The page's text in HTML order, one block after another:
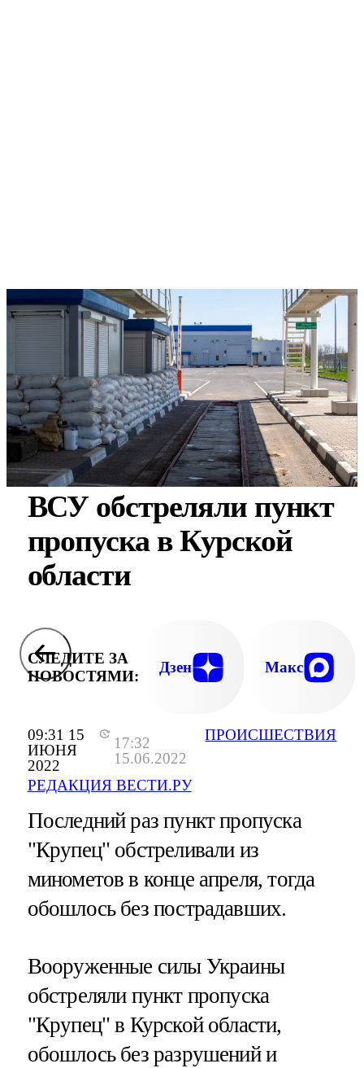
09:31 15
ИЮНЯ
2022
17:32
15.06.2022
РЕДАКЦИЯ ВЕСТИ.РУ
ПРОИСШЕСТВИЯ
ВСУ обстреляли пункт
пропуска в Курской
области
СЛЕДИТЕ ЗА
НОВОСТЯМИ:
Дзен Макс
Последний раз пункт пропуска
"Крупец" обстреливали из
минометов в конце апреля, тогда
обошлось без пострадавших.
Вооруженные силы Украины
обстреляли пункт пропуска
"Крупец" в Курской области,
обошлось без разрушений и